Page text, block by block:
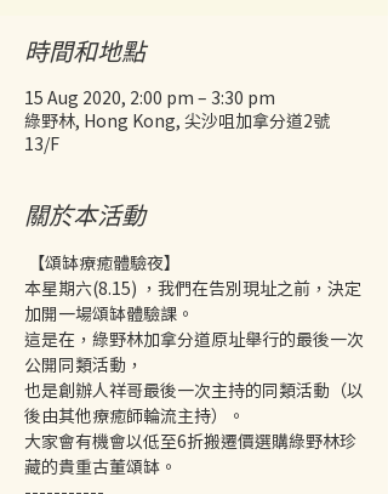
時間和地點
15 Aug 2020, 2:00 pm – 3:30 pm
綠野林, Hong Kong, 尖沙咀加拿分道2號
13/F
關於本活動
【頌缽療癒體驗夜】
本星期六(8.15) ，我們在告別現址之前，決定
加開一場頌缽體驗課。
這是在，綠野林加拿分道原址舉行的最後一次
公開同類活動，
也是創辦人祥哥最後一次主持的同類活動（以
後由其他療癒師輪流主持）。
大家會有機會以低至6折搬遷價選購綠野林珍
藏的貴重古董頌缽。